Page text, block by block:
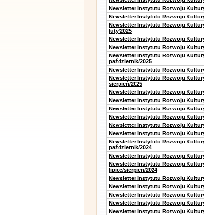
Newsletter Instytutu Rozwoju
Newsletter Instytutu Rozwoju
Newsletter Instytutu Rozwoju
luty/2025
Newsletter Instytutu Rozwoju
Newsletter Instytutu Rozwoju
Newsletter Instytutu Rozwoju
październik/2025
Newsletter Instytutu Rozwoju
Newsletter Instytutu Rozwoju
sierpień/2025
Newsletter Instytutu Rozwoju
Newsletter Instytutu Rozwoju
Newsletter Instytutu Rozwoju
Newsletter Instytutu Rozwoju
Newsletter Instytutu Rozwoju
Newsletter Instytutu Rozwoju
Newsletter Instytutu Rozwoju
październik/2024
Newsletter Instytutu Rozwoju
Newsletter Instytutu Rozwoju
lipiec/sierpien/2024
Newsletter Instytutu Rozwoju
Newsletter Instytutu Rozwoju
Newsletter Instytutu Rozwoju
Newsletter Instytutu Rozwoju
Newsletter Instytutu Rozwoju